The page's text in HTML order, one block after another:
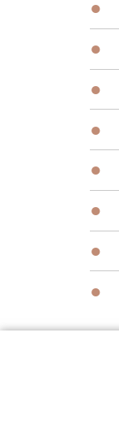
●
●
●
●
●
●
●
●